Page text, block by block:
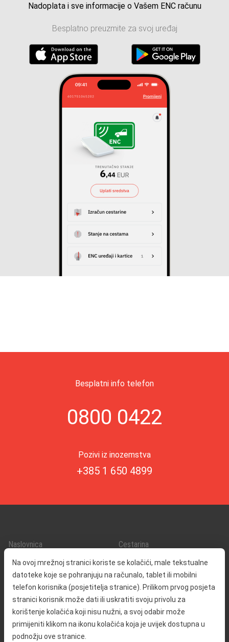
Na ovoj mrežnoj stranici koriste se kolačići, male tekstualne
datoteke koje se pohranjuju na računalo, tablet ili mobilni
telefon korisnika (posjetitelja stranice). Prilikom prvog posjeta
stranici korisnik može dati ili uskratiti svoju privolu za
korištenje kolačića koji nisu nužni, a svoj odabir može
primijeniti klikom na ikonu kolačića koja je uvijek dostupna u
podnožju ove stranice.
Nadoplata i sve informacije o Vašem ENC računu
Besplatno preuzmite za svoj uređaj
Besplatni info telefon
0800 0422
Pozivi iz inozemstva
+385 1 650 4899
Naslovnica
O nama
Kontakt
Cestarina
Promet i sigurnost
Servisne informacije
Reklamacija
Javna nabava
Odnosi s javnošću
Izjava o pristupačnosti